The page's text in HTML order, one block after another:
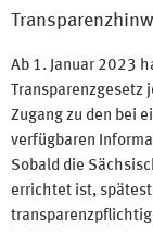
Ab 1. Januar 2023
Transparenzgesetz
Zugang zu den bei
verfügbaren
Sobald die
errichtet ist,